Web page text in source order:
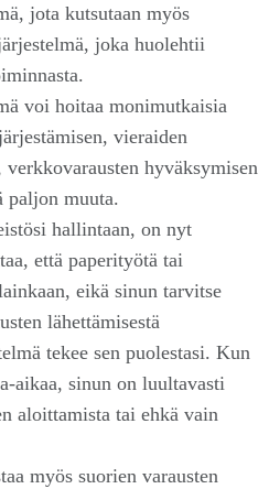
jota kutsutaan myös
joka huolehtii
voi hoitaa monimutkaisia
vieraiden
verkkovarausten hyväksymisen
paljon muuta.
hallintaan, on nyt
että paperityötä tai
eikä sinun tarvitse
lähettämisestä
tekee sen puolestasi. Kun
aikaa, sinun on luultavasti
aloittamista tai ehkä vain
myös suorien varausten